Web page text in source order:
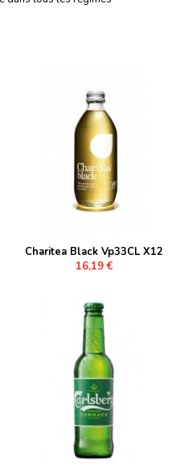
Charitea Black Vp33CL X12
16,19 €